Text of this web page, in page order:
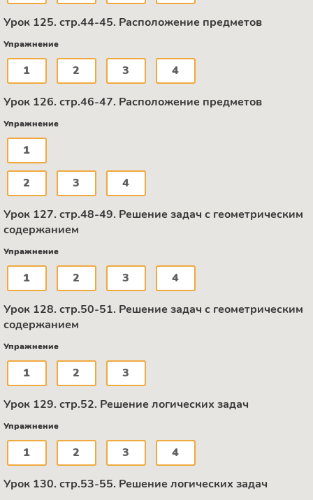
Урок 125. стр.44-45. Расположение предметов
Упражнение
1 2 3 4
Урок 126. стр.46-47. Расположение предметов
Упражнение
1
2 3 4
Урок 127. стр.48-49. Решение задач с геометрическим
содержанием
Упражнение
1 2 3 4
Урок 128. стр.50-51. Решение задач с геометрическим
содержанием
Упражнение
1 2 3
Урок 129. стр.52. Решение логических задач
Упражнение
1 2 3 4
Урок 130. стр.53-55. Решение логических задач